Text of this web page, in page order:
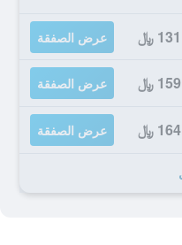
131 ﷼ عرض الصفقة
159 ﷼ عرض الصفقة
164 ﷼ عرض الصفقة